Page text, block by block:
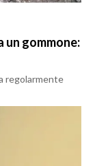
un gommone:
regolarmente